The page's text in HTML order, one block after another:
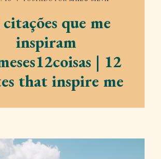
que me
inspiram
| 12
that inspire me